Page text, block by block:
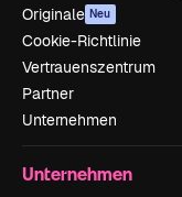
Originale Neu
Cookie-Richtlinie
Vertrauenszentrum
Partner
Unternehmen
Unternehmen